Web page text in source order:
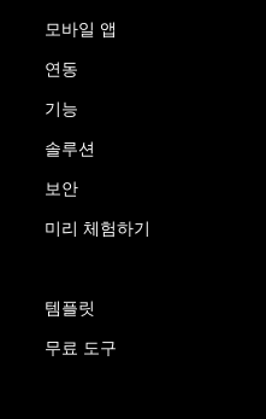
모바일 앱
연동
기능
솔루션
보안
미리 체험하기
템플릿
무료 도구